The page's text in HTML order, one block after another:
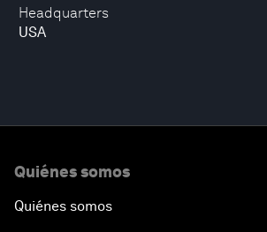
Headquarters
USA
Quiénes somos
Quiénes somos